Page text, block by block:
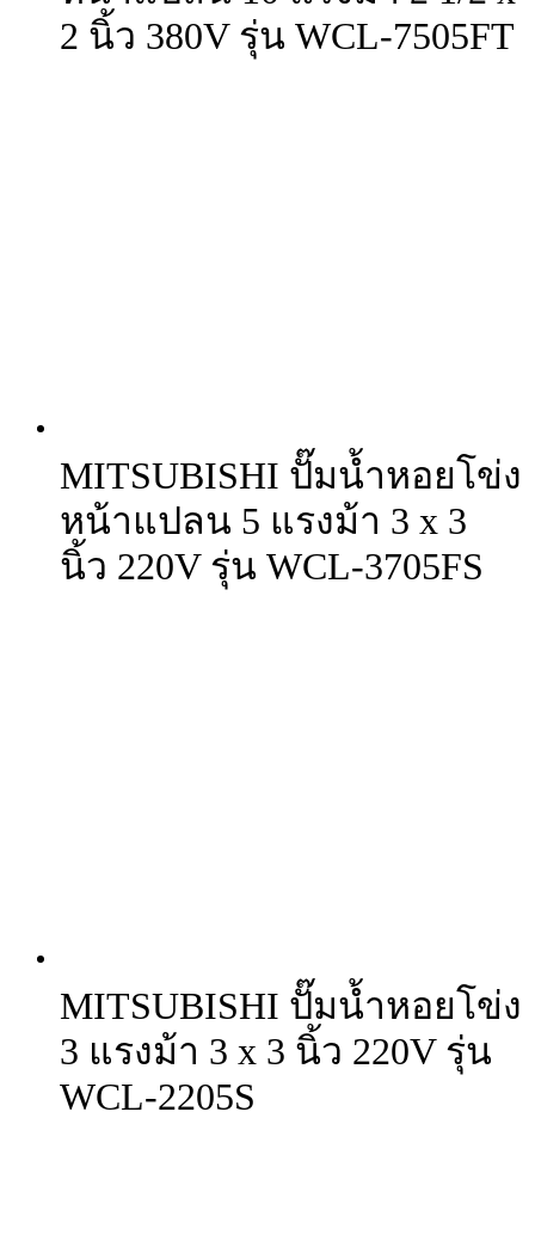
2 นิ้ว 380V รุ่น WCL-7505FT
MITSUBISHI ปั๊มน้ำหอยโข่ง
หน้าแปลน 5 แรงม้า 3 x 3
นิ้ว 220V รุ่น WCL-3705FS
MITSUBISHI ปั๊มน้ำหอยโข่ง
3 แรงม้า 3 x 3 นิ้ว 220V รุ่น
WCL-2205S